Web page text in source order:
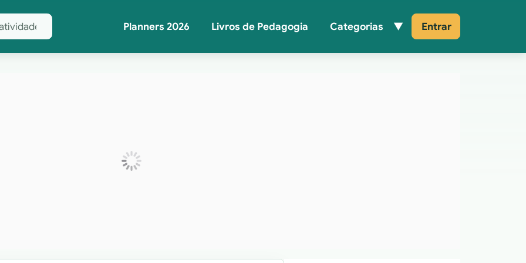
Planners 2026
Livros de Pedagogia Categorias Entrar